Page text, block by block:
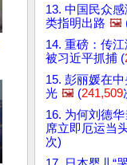
13. 中国民众
类指明出路 🖼️
14. 重磅：传
被习近平抓捕 (
15. 彭丽媛在
光 🖼️ (241,509
16. 为何刘德
席立即厄运当
次)